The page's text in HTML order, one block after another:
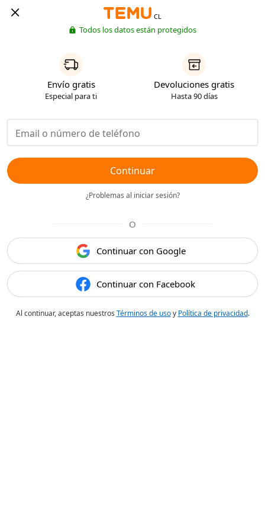
CL
Todos los datos están protegidos
Envío gratis
Especial para ti
Devoluciones gratis
Hasta 90 días
Continuar
¿Problemas al iniciar sesión?
O
Continuar con Google
Continuar con Facebook
Al continuar, aceptas nuestros Términos de usoy Política de privacidad.